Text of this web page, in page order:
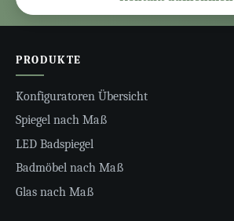
PRODUKTE
Konfiguratoren Übersicht
Spiegel nach Maß
LED Badspiegel
Badmöbel nach Maß
Glas nach Maß